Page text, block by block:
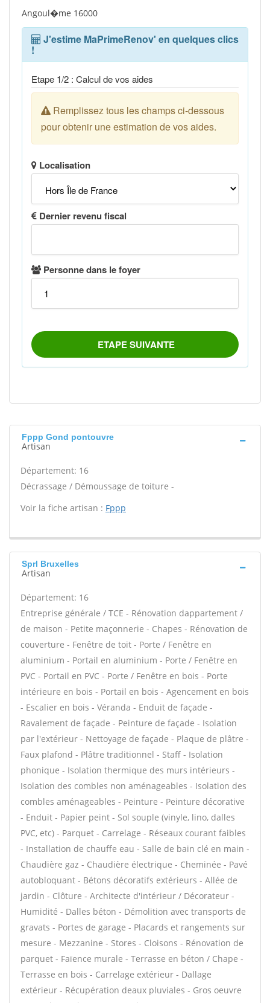
Angoul�me 16000
Fppp Gond pontouvre
Artisan
Département: 16
Décrassage / Démoussage de toiture -
Voir la fiche artisan : Fppp
Sprl Bruxelles
Artisan
Département: 16
Entreprise générale / TCE - Rénovation dappartement /
de maison - Petite maçonnerie - Chapes - Rénovation de
couverture - Fenêtre de toit - Porte / Fenêtre en
aluminium - Portail en aluminium - Porte / Fenêtre en
PVC - Portail en PVC - Porte / Fenêtre en bois - Porte
intérieure en bois - Portail en bois - Agencement en bois
- Escalier en bois - Véranda - Enduit de façade -
Ravalement de façade - Peinture de façade - Isolation
par l'extérieur - Nettoyage de façade - Plaque de plâtre -
Faux plafond - Plâtre traditionnel - Staff - Isolation
phonique - Isolation thermique des murs intérieurs -
Isolation des combles non aménageables - Isolation des
combles aménageables - Peinture - Peinture décorative
- Enduit - Papier peint - Sol souple (vinyle, lino, dalles
PVC, etc) - Parquet - Carrelage - Réseaux courant faibles
- Installation de chauffe eau - Salle de bain clé en main -
Chaudière gaz - Chaudière électrique - Cheminée - Pavé
autobloquant - Bétons décoratifs extérieurs - Allée de
jardin - Clôture - Architecte d'intérieur / Décorateur -
Humidité - Dalles béton - Démolition avec transports de
gravats - Portes de garage - Placards et rangements sur
mesure - Mezzanine - Stores - Cloisons - Rénovation de
parquet - Faïence murale - Terrasse en béton / Chape -
Terrasse en bois - Carrelage extérieur - Dallage
extérieur - Récupération deaux pluviales - Gros oeuvre